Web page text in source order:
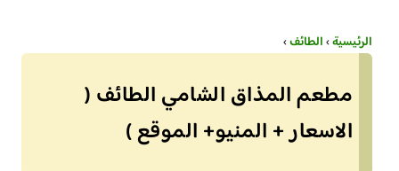
الرئيسية›الطائف›
مطعم المذاق الشامي الطائف (
الاسعار + المنيو+ الموقع )